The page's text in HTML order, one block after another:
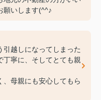
願いします(^^♪
越しになってしまった
丁寧に、そしてとても親
母親にも安心してもら